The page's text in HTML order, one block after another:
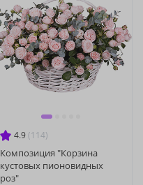
4.9 (114)
Композиция "Корзина
кустовых пионовидных
роз"